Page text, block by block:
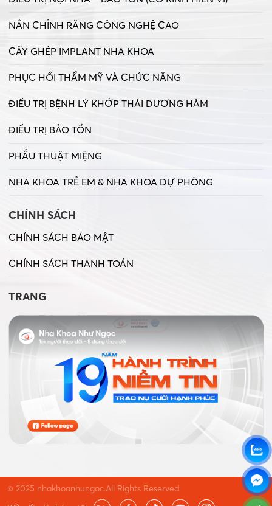
NẮN CHỈNH RĂNG CÔNG NGHỆ CAO
CẤY GHÉP IMPLANT NHA KHOA
PHỤC HỒI THẨM MỸ VÀ CHỨC NĂNG
ĐIỀU TRỊ BỆNH LÝ KHỚP THÁI DƯƠNG HÀM
ĐIỀU TRỊ BẢO TỒN
PHẪU THUẬT MIỆNG
NHA KHOA TRẺ EM & NHA KHOA DỰ PHÒNG
CHÍNH SÁCH
CHÍNH SÁCH BẢO MẬT
CHÍNH SÁCH THANH TOÁN
TRANG
© 2025 nhakhoanhungoc.All Rights Reserved